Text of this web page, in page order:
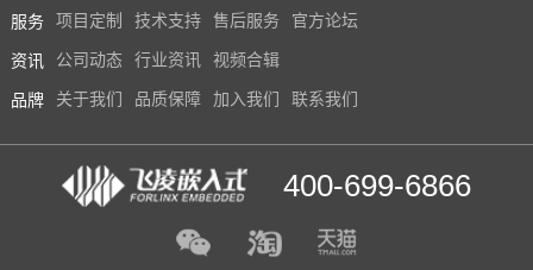
服务 项目定制 技术支持 售后服务 官方论坛
资讯 公司动态 行业资讯 视频合辑
品牌 关于我们 品质保障 加入我们 联系我们
400-699-6866